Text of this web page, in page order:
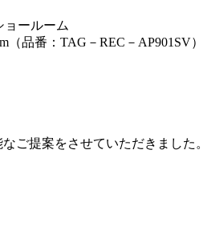
ョールーム
品番：TAG－REC－AP901SV）
ご提案をさせていただきました。